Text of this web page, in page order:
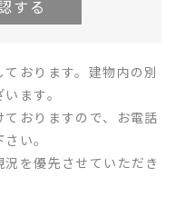
おります。建物内の別
ます。
おりますので、お電話
い。
を優先させていただき